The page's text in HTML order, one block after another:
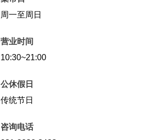
周一至周日
营业时间
10:30~21:00
公休假日
传统节日
咨询电话